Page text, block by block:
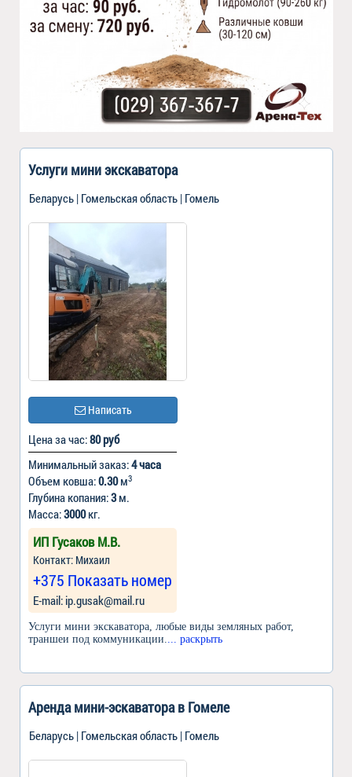
Услуги мини экскаватора
Беларусь | Гомельская область | Гомель
Написать
Цена за час:80 руб
Минимальный заказ:4 часа
Объем ковша:0.30м3
Глубина копания:3м.
Масса:3000кг.
ИП Гусаков М.В.
Контакт: Михаил
+375 Показать номер
Е-mail: ip.gusak@mail.ru
Услуги мини экскаватора, любые виды земляных работ,
траншеи под коммуникации.... раскрыть
Аренда мини-эскаватора в Гомеле
Беларусь | Гомельская область | Гомель